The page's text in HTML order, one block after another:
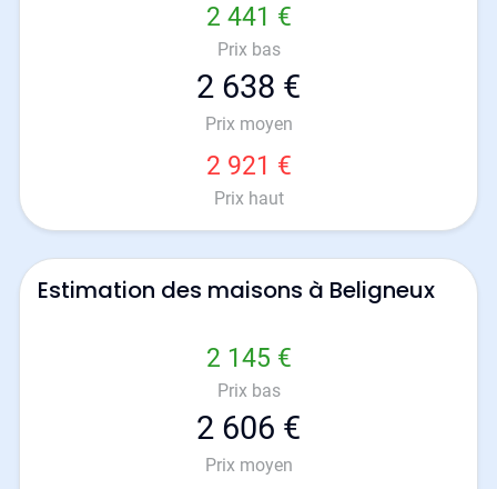
2 441 €
Prix bas
2 638 €
Prix moyen
2 921 €
Prix haut
Estimation des maisons à Beligneux
2 145 €
Prix bas
2 606 €
Prix moyen